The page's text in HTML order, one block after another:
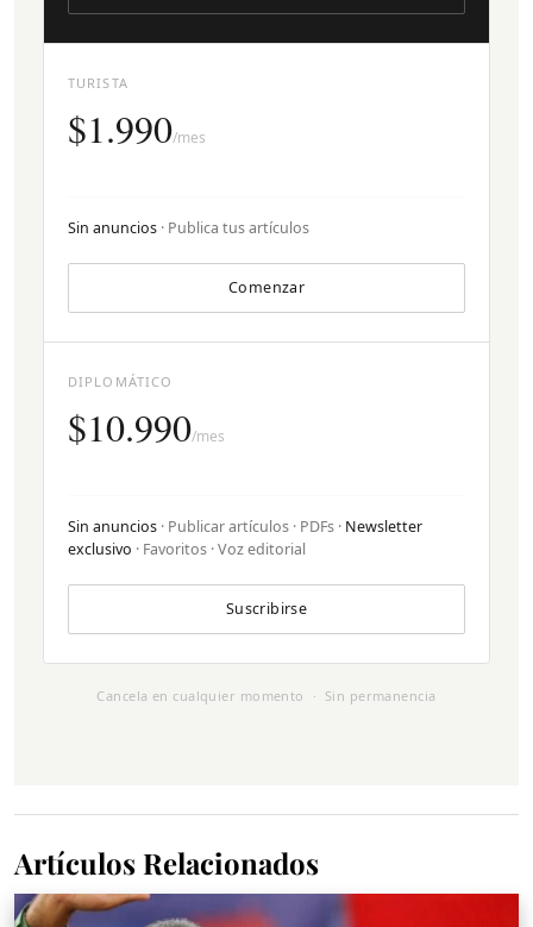
TURISTA
$1.990/mes
Sin anuncios · Publica tus artículos
Comenzar
DIPLOMÁTICO
$10.990/mes
Sin anuncios · Publicar artículos · PDFs · Newsletter
exclusivo · Favoritos · Voz editorial
Suscribirse
Cancela en cualquier momento · Sin permanencia
Artículos Relacionados